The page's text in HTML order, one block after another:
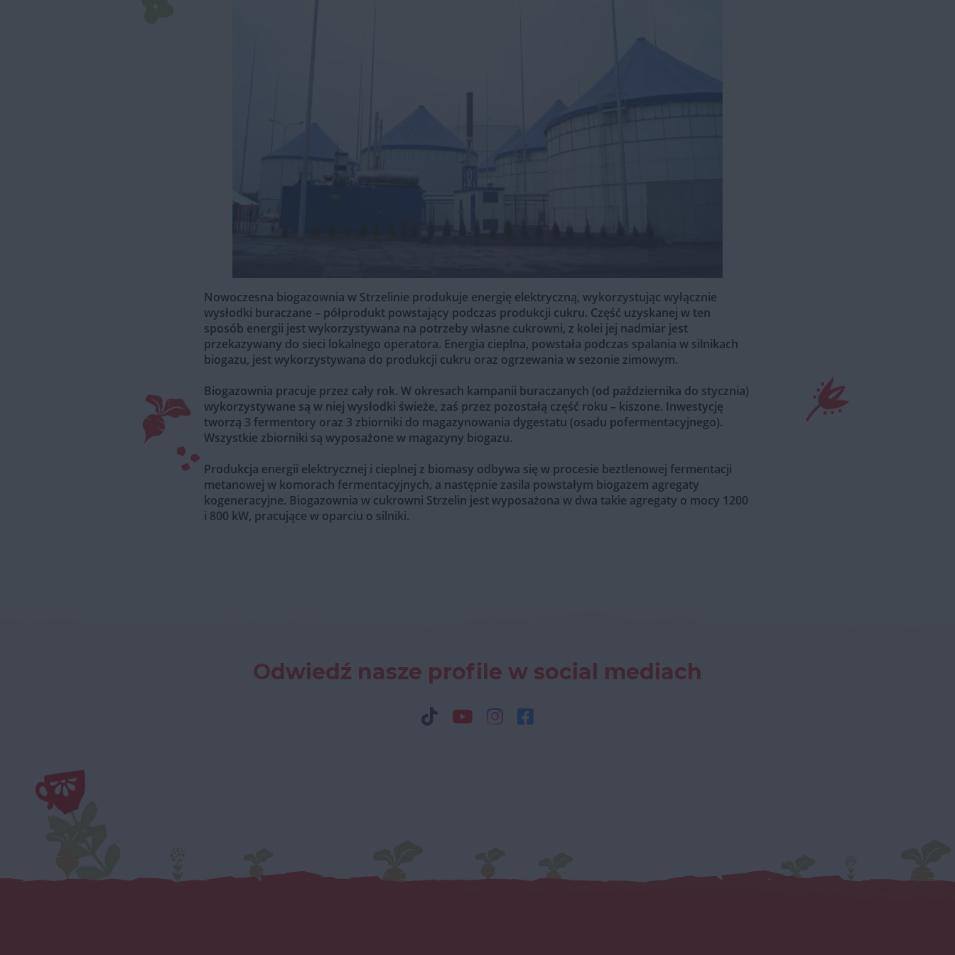
Nowoczesna biogazownia w Strzelinie produkuje energię elektryczną, wykorzystując wyłącznie
wysłodki buraczane – półprodukt powstający podczas produkcji cukru. Część uzyskanej w ten
sposób energii jest wykorzystywana na potrzeby własne cukrowni, z kolei jej nadmiar jest
przekazywany do sieci lokalnego operatora. Energia cieplna, powstała podczas spalania w silnikach
biogazu, jest wykorzystywana do produkcji cukru oraz ogrzewania w sezonie zimowym.
Biogazownia pracuje przez cały rok. W okresach kampanii buraczanych (od października do stycznia)
wykorzystywane są w niej wysłodki świeże, zaś przez pozostałą część roku – kiszone. Inwestycję
tworzą 3 fermentory oraz 3 zbiorniki do magazynowania dygestatu (osadu pofermentacyjnego).
Wszystkie zbiorniki są wyposażone w magazyny biogazu.
Produkcja energii elektrycznej i cieplnej z biomasy odbywa się w procesie beztlenowej fermentacji
metanowej w komorach fermentacyjnych, a następnie zasila powstałym biogazem agregaty
kogeneracyjne. Biogazownia w cukrowni Strzelin jest wyposażona w dwa takie agregaty o mocy 1200
i 800 kW, pracujące w oparciu o silniki.
Odwiedź nasze profile w social mediach